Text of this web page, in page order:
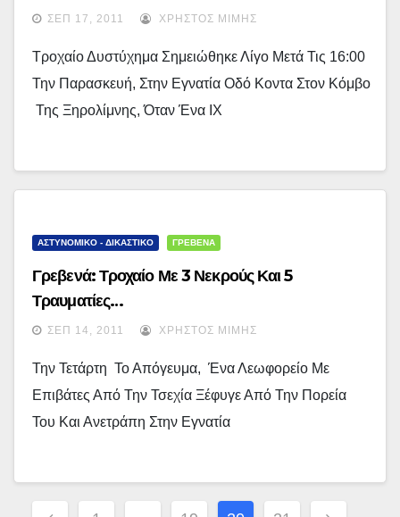
ΣΕΠ 17, 2011 ΧΡΉΣΤΟΣ ΜΊΜΗΣ
Τροχαίο Δυστύχημα Σημειώθηκε Λίγο Μετά Τις 16:00
Την Παρασκευή, Στην Εγνατία Οδό Κοντα Στον Κόμβο
Της Ξηρολίμνης, Όταν Ένα ΙΧ
ΑΣΤΥΝΟΜΙΚΟ - ΔΙΚΑΣΤΙΚΟ ΓΡΕΒΕΝΑ
Γρεβενά: Τροχαίο Με 3 Νεκρούς Και 5
Τραυματίες…
ΣΕΠ 14, 2011 ΧΡΉΣΤΟΣ ΜΊΜΗΣ
Την Τετάρτη Το Απόγευμα, Ένα Λεωφορείο Με
Επιβάτες Από Την Τσεχία Ξέφυγε Από Την Πορεία
Του Και Ανετράπη Στην Εγνατία